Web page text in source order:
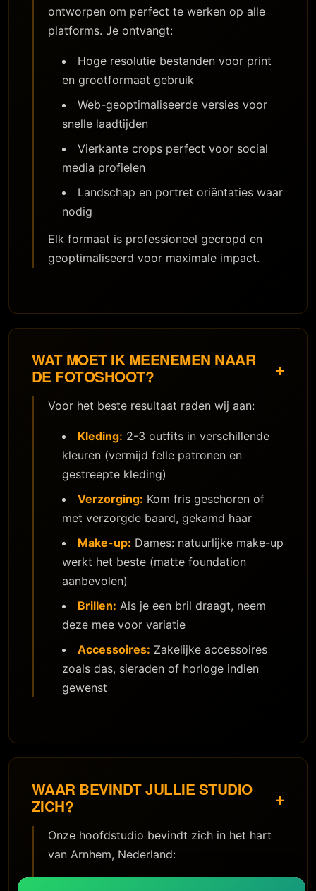
ontworpen om perfect te werken op alle
platforms. Je ontvangt:
Hoge resolutie bestanden voor print
en grootformaat gebruik
Web-geoptimaliseerde versies voor
snelle laadtijden
Vierkante crops perfect voor social
media profielen
Landschap en portret oriëntaties waar
nodig
Elk formaat is professioneel gecropd en
geoptimaliseerd voor maximale impact.
WAT MOET IK MEENEMEN NAAR
DE FOTOSHOOT?
+
Voor het beste resultaat raden wij aan:
Kleding: 2-3 outfits in verschillende
kleuren (vermijd felle patronen en
gestreepte kleding)
Verzorging: Kom fris geschoren of
met verzorgde baard, gekamd haar
Make-up: Dames: natuurlijke make-up
werkt het beste (matte foundation
aanbevolen)
Brillen: Als je een bril draagt, neem
deze mee voor variatie
Accessoires: Zakelijke accessoires
zoals das, sieraden of horloge indien
gewenst
WAAR BEVINDT JULLIE STUDIO
ZICH?
+
Onze hoofdstudio bevindt zich in het hart
van Arnhem, Nederland: